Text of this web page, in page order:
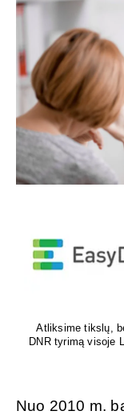
Venų ligų
lazerinis ir
Nuo 2010 m.